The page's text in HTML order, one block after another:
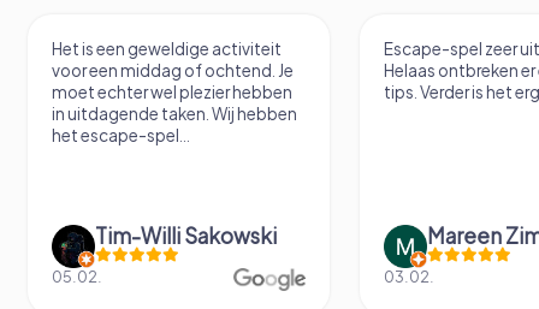
Het is een geweldige activiteit
voor een middag of ochtend. Je
moet echter wel plezier hebben
in uitdagende taken. Wij hebben
het escape-spel...
Tim-Willi Sakowski
05.02.
Escape-spel zeer
Helaas ontbreken er
tips. Verder is het
Mareen
03.02.